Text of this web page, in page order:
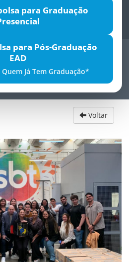
para Graduação
para Pós-Graduação
EAD
Já Tem Graduação*
São Paulo
Voltar